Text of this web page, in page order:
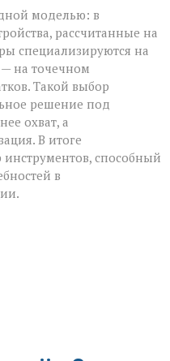
моделью: в
рассчитанные на
специализируются на
на точечном
Такой выбор
решение под
охват, а
В итоге
способный
в